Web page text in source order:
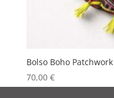
Bolso Boho
70,00 €